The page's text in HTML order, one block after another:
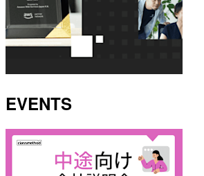
EVENTS